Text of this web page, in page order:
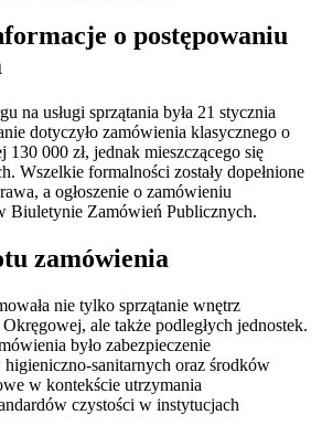
o postępowaniu
na usługi sprzątania była 21 stycznia
dotyczyło zamówienia klasycznego o
130 000 zł, jednak mieszczącego się
Wszelkie formalności zostały dopełnione
a ogłoszenie o zamówieniu
Biuletynie Zamówień Publicznych.
zamówienia
nie tylko sprzątanie wnętrz
ale także podległych jednostek.
było zabezpieczenie
sanitarnych oraz środków
w kontekście utrzymania
czystości w instytucjach